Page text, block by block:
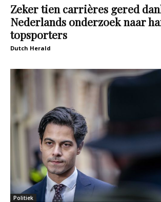
Zeker tien carrières gered
Nederlands onderzoek naar
topsporters
Dutch Herald
Politiek